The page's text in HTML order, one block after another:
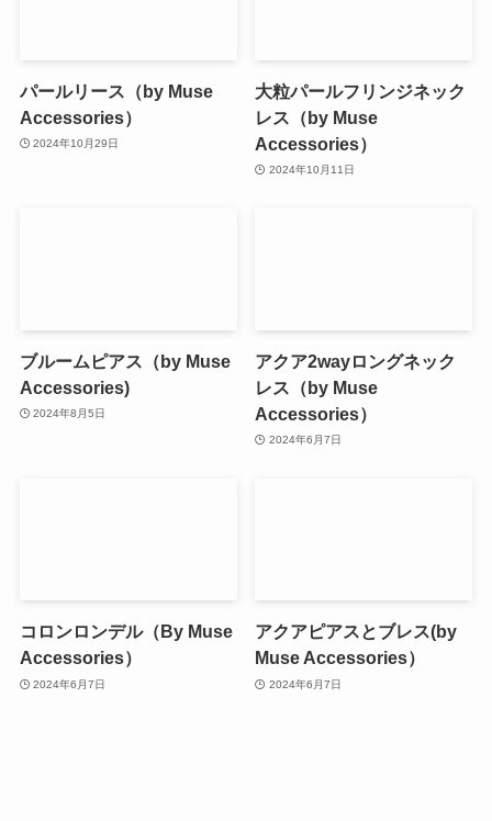
パールリース（by Muse
Accessories）
2024年10月29日
大粒パールフリンジネック
レス（by Muse
Accessories）
2024年10月11日
ブルームピアス（by Muse
Accessories)
2024年8月5日
アクア2wayロングネック
レス（by Muse
Accessories）
2024年6月7日
コロンロンデル（By Muse
Accessories）
2024年6月7日
アクアピアスとブレス(by
Muse Accessories）
2024年6月7日